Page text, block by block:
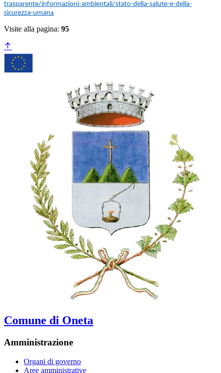
trasparente/informazioni-ambientali/stato-della-salute-e-della-
sicurezza-umana
Visite alla pagina: 95
Comune di Oneta
Amministrazione
Organi di governo
Aree amministrative